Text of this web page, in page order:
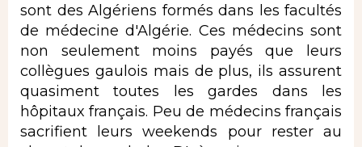
sont des Algériens formés dans les facultés
de médecine d'Algérie. Ces médecins sont
non seulement moins payés que leurs
collègues gaulois mais de plus, ils assurent
quasiment toutes les gardes dans les
hôpitaux français. Peu de médecins français
sacrifient leurs weekends pour rester au